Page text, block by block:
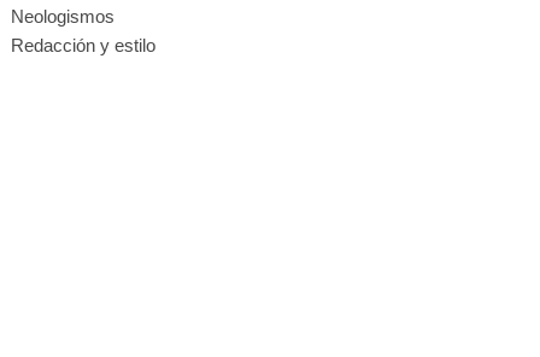
Neologismos
Redacción y estilo